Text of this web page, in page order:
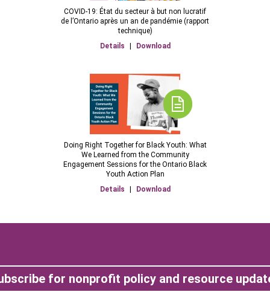
COVID-19: État du secteur à but non lucratif
de l’Ontario après un an de pandémie (rapport
technique)
Details
Download
Doing Right Together for Black Youth: What
We Learned from the Community
Engagement Sessions for the Ontario Black
Youth Action Plan
Details
Download
for nonprofit policy and resource